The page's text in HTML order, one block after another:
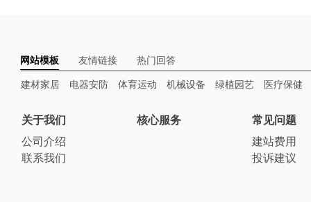
网站模板 友情链接 热门回答
建材家居 电器安防 体育运动 机械设备 绿植园艺 医疗保健
关于我们 核心服务
常见问题
公司介绍
建站费用
联系我们
投诉建议